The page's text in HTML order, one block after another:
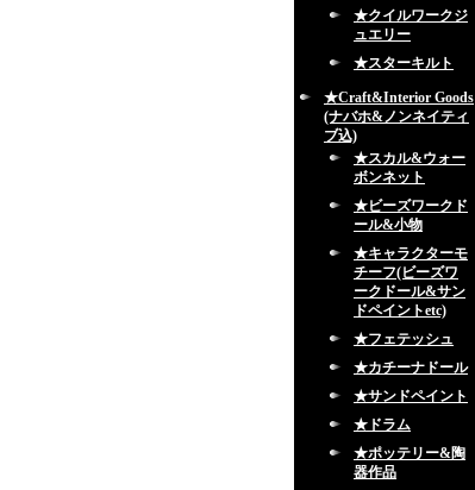
★クイルワークジ
ュエリー
★スターキルト
★Craft&Interior Goods
(ナバホ&ノンネイティ
ブ込)
★スカル&ウォー
ボンネット
★ビーズワークド
ール&小物
★キャラクターモ
チーフ(ビーズワ
ークドール&サン
ドペイントetc)
★フェテッシュ
★カチーナドール
★サンドペイント
★ドラム
★ポッテリー&陶
器作品